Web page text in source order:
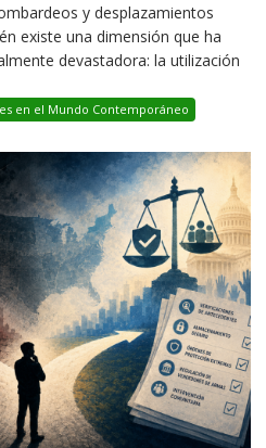
y desplazamientos
existe una dimensión que ha
devastadora: la utilización
en el Mundo Contemporáneo